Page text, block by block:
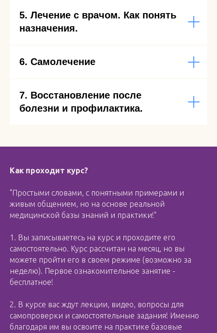
5. Лечение с врачом. Как понять
назначения.
6. Самолечение
7. Восстановление после
болезни и профилактика.
Как проходит курс?
"Простыми словами, с понятными примерами и
живым общением, но на основе реальной
медицинской базы знаний и практики!"
1. Вы записываетесь на курс и проходите его
самостоятельно. Курс рассчитан на месяц, но вы
можете пройти его в своем режиме (возможно за
неделю). Первое ознакомительное занятие -
бесплатное!
2. В курсе вас ждут лекции, видео, вопросы для
самопроверки и самостоятельные задания! Именно
благодаря им вы освоите на практике базовые